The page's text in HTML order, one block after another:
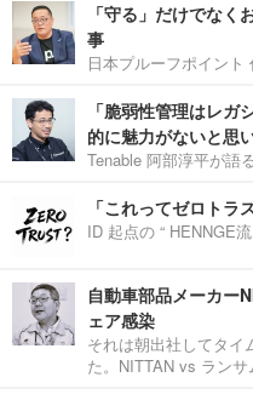
「守る」だけでな
事
日本プルーフポイン
「脆弱性管理はレ
的に魅力がないと思
Tenable 阿部淳平が語
「これってゼロトラ
ID 起点の “ HENNGE
自動車部品メーカー
ェア感染
それは朝出社してタイ
た。NITTAN vs ラン